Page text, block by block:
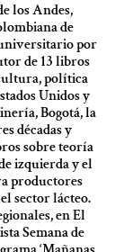
los Andes,
de
por
de 13 libros
política
Unidos y
Bogotá, la
décadas y
sobre teoría
izquierda y el
productores
sector lácteo.
en El
Semana de